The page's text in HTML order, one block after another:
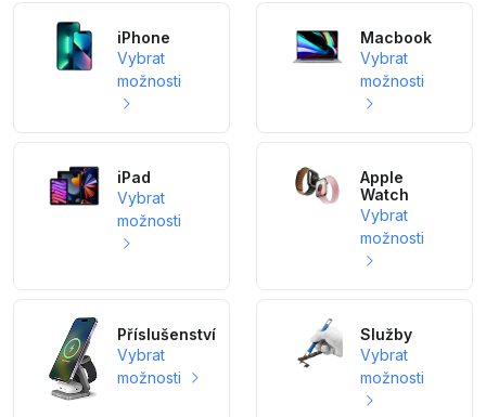
iPhone
Vybrat
možnosti
Macbook
Vybrat
možnosti
iPad
Vybrat
možnosti
Apple
Watch
Vybrat
možnosti
Příslušenství
Vybrat
možnosti
Služby
Vybrat
možnosti